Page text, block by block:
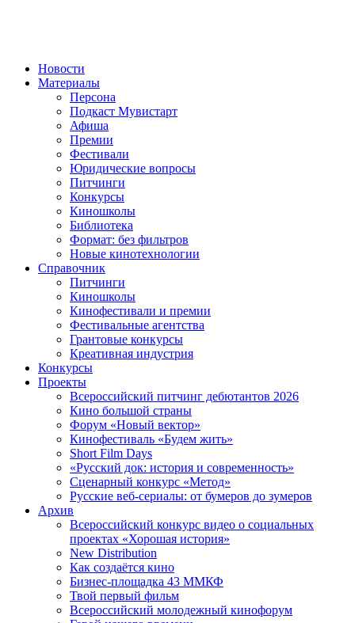
Новости
Материалы
Персона
Подкаст Мувистарт
Афиша
Премии
Фестивали
Юридические вопросы
Питчинги
Конкурсы
Киношколы
Библиотека
Формат: без фильтров
Новые кинотехнологии
Справочник
Питчинги
Киношколы
Кинофестивали и премии
Фестивальные агентства
Грантовые конкурсы
Креативная индустрия
Конкурсы
Проекты
Всероссийский питчинг дебютантов 2026
Кино большой страны
Форум «Новый вектор»
Кинофестиваль «Будем жить»
Short Film Days
«Русский док: история и современность»
Сценарный конкурс «Метод»
Русские веб-сериалы: от бумеров до зумеров
Архив
Всероссийский конкурс видео о социальных
проектах «Хорошая история»
New Distribution
Как создаётся кино
Бизнес-площадка 43 ММКФ
Твой первый фильм
Всероссийский молодежный кинофорум